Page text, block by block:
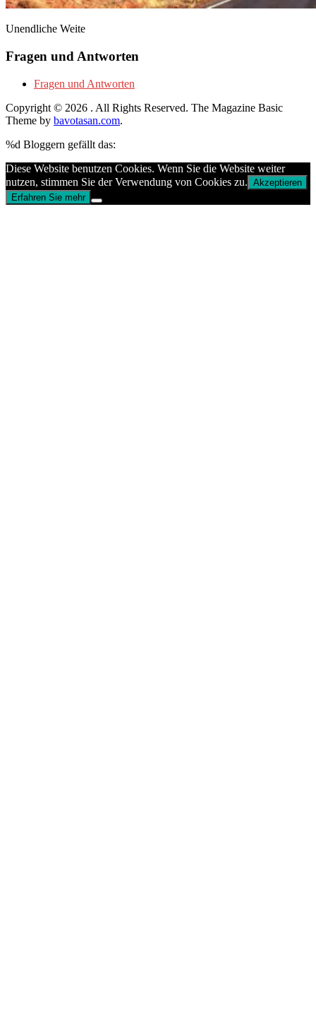
Unendliche Weite
Fragen und Antworten
Fragen und Antworten
Copyright © 2026 . All Rights Reserved. The Magazine Basic
Theme by bavotasan.com.
%d Bloggern gefällt das:
Diese Website benutzen Cookies. Wenn Sie die Website weiter
nutzen, stimmen Sie der Verwendung von Cookies zu. Akzeptieren
Erfahren Sie mehr